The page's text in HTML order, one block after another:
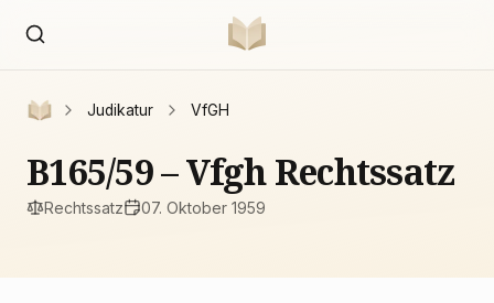
Judikatur VfGH
B165/59 – Vfgh Rechtssatz
Rechtssatz 07. Oktober 1959